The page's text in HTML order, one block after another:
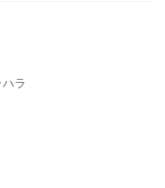
ラ